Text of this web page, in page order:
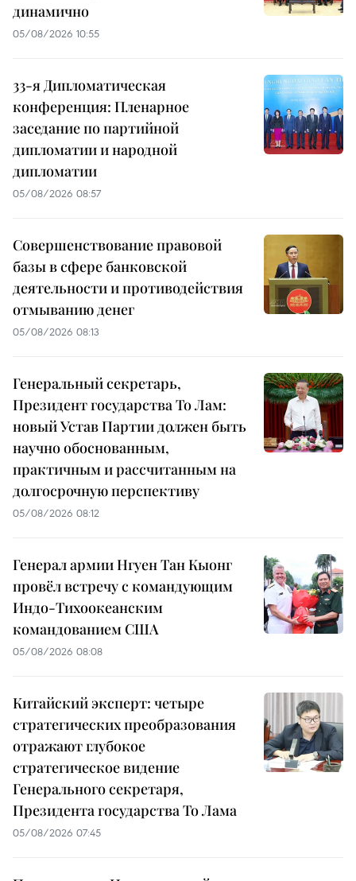
динамично
05/08/2026 10:55
33-я Дипломатическая
конференция: Пленарное
заседание по партийной
дипломатии и народной
дипломатии
05/08/2026 08:57
Совершенствование правовой
базы в сфере банковской
деятельности и противодействия
отмыванию денег
05/08/2026 08:13
Генеральный секретарь,
Президент государства То Лам:
новый Устав Партии должен быть
научно обоснованным,
практичным и рассчитанным на
долгосрочную перспективу
05/08/2026 08:12
Генерал армии Нгуен Тан Кыонг
провёл встречу с командующим
Индо-Тихоокеанским
командованием США
05/08/2026 08:08
Китайский эксперт: четыре
стратегических преобразования
отражают глубокое
стратегическое видение
Генерального секретаря,
Президента государства То Лама
05/08/2026 07:45